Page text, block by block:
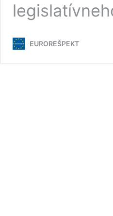
EUROREŠPEKT